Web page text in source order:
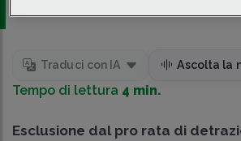
Traduci con IA Ascolta la
Tempo di lettura 4 min.
Esclusione dal pro rata di